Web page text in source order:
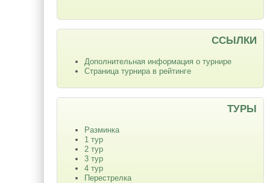
ССЫЛКИ
Дополнительная информация о турнире
Страница турнира в рейтинге
ТУРЫ
Разминка
1 тур
2 тур
3 тур
4 тур
Перестрелка